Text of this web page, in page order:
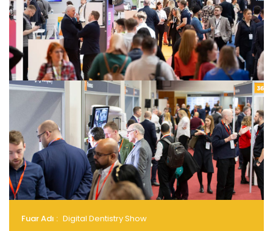
Fuar Adı : Digital Dentistry Show